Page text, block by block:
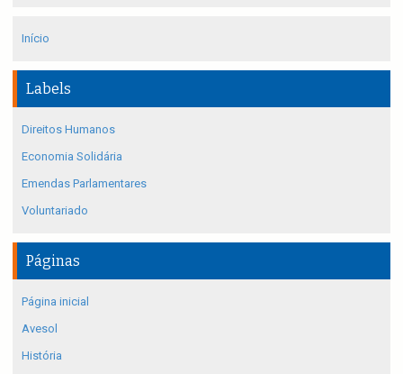
Início
Labels
Direitos Humanos
Economia Solidária
Emendas Parlamentares
Voluntariado
Páginas
Página inicial
Avesol
História